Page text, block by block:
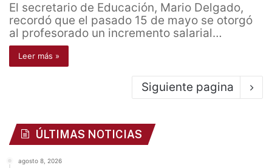
El secretario de Educación, Mario Delgado,
recordó que el pasado 15 de mayo se otorgó
al profesorado un incremento salarial…
Leer más »
Siguiente pagina
ÚLTIMAS NOTICIAS
agosto 8, 2026